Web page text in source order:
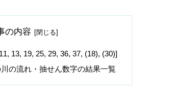
の内容
13, 19, 25, 29, 36, 37, (18), (30)]
の流れ・抽せん数字の結果一覧